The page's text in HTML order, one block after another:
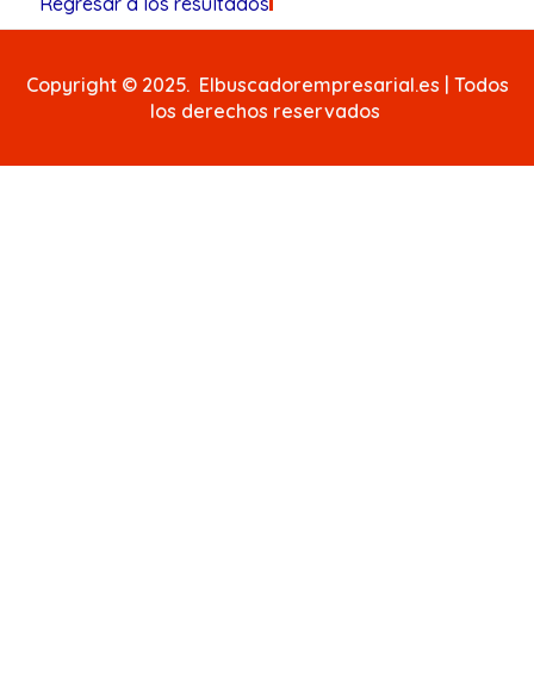
Copyright © 2025. Elbuscadorempresarial.es | Todos
los derechos reservados